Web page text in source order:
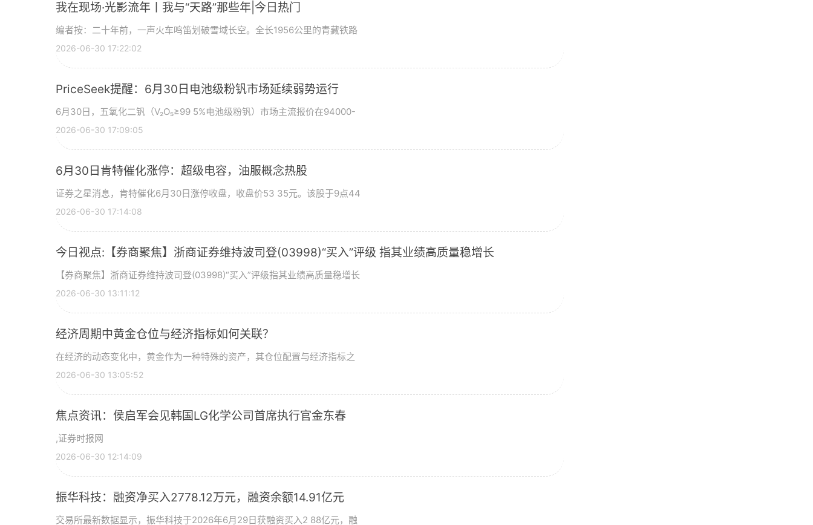
我在现场·光影流年丨我与“天路”那些年|今日热门
编者按：二十年前，一声火车鸣笛划破雪域长空。全长1956公里的青藏铁路
2026-06-30 17:22:02
PriceSeek提醒：6月30日电池级粉钒市场延续弱势运行
6月30日，五氧化二钒（V₂O₅≥99 5%电池级粉钒）市场主流报价在94000-
2026-06-30 17:09:05
6月30日肯特催化涨停：超级电容，油服概念热股
证券之星消息，肯特催化6月30日涨停收盘，收盘价53 35元。该股于9点44
2026-06-30 17:14:08
今日视点:【券商聚焦】浙商证券维持波司登(03998)“买入”评级 指其业绩高质量稳增长
【券商聚焦】浙商证券维持波司登(03998)“买入”评级指其业绩高质量稳增长
2026-06-30 13:11:12
经济周期中黄金仓位与经济指标如何关联？
在经济的动态变化中，黄金作为一种特殊的资产，其仓位配置与经济指标之
2026-06-30 13:05:52
焦点资讯：侯启军会见韩国LG化学公司首席执行官金东春
,证券时报网
2026-06-30 12:14:09
振华科技：融资净买入2778.12万元，融资余额14.91亿元
交易所最新数据显示，振华科技于2026年6月29日获融资买入2 88亿元，融